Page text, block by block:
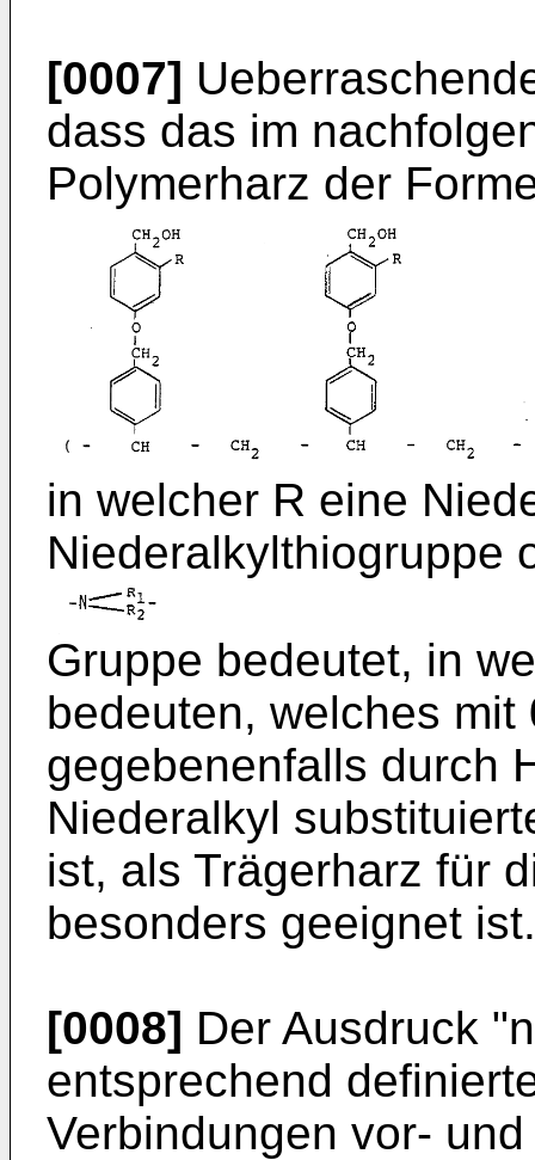
[0007]
dass das im
Polymerharz der
in welcher R eine
Niederalkylthiogruppe
Gruppe bedeutet, in
bedeuten, welches mit
gegebenenfalls durch
Niederalkyl
ist, als Trägerharz für
be­sonders geeignet ist.
[0008] Der Ausdruck
entsprechend
Verbindungen vor-